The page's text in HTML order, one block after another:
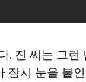
. 진 씨는 그런
잠시 눈을 붙